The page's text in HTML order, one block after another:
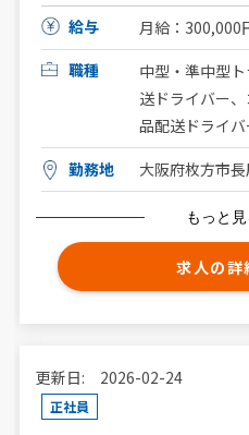
給与
月給：300,000
職種
中型・準中型
送ドライバー
品配送ドライバ
勤務地
大阪府枚方市
もっと
求人の詳
更新日: 2026-02-24
正社員